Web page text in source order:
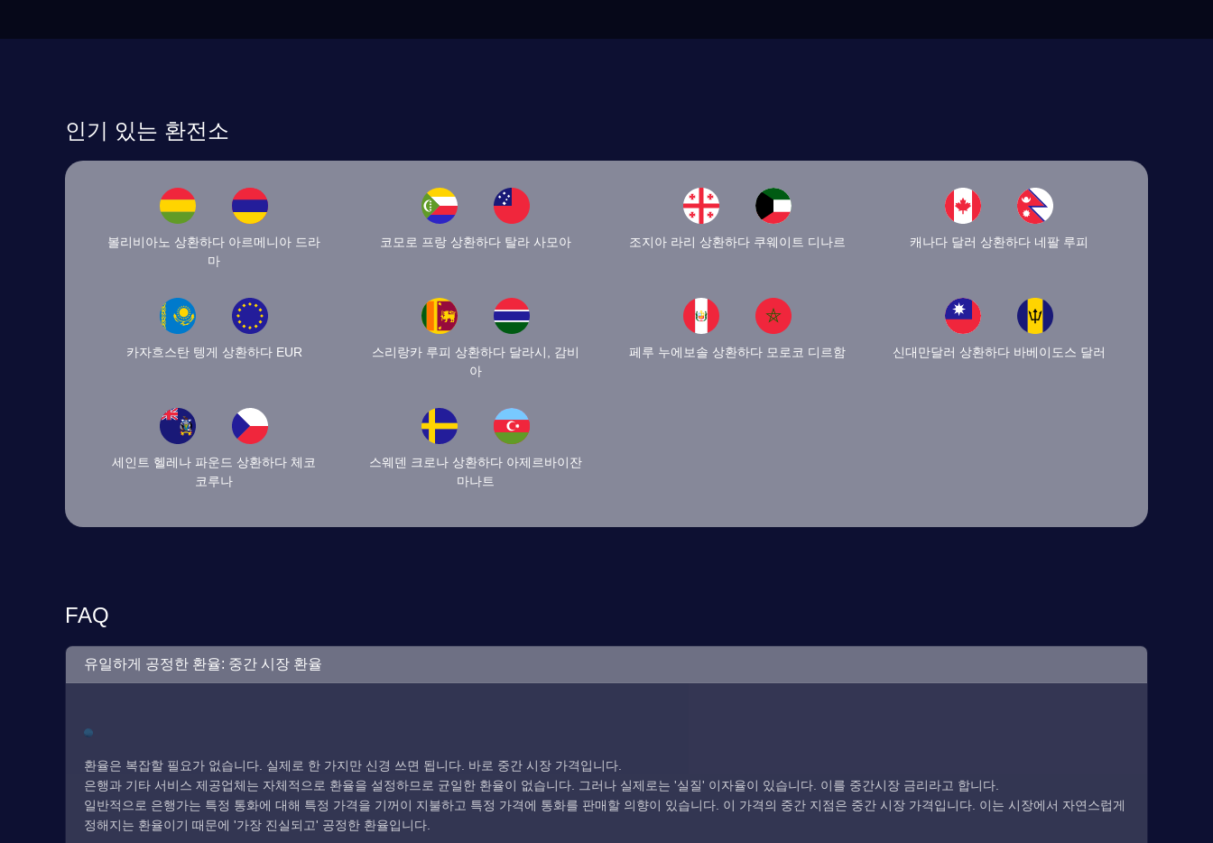
인기 있는 환전소
볼리비아노 상환하다 아르메니아 드라
마
코모로 프랑 상환하다 탈라 사모아 조지아 라리 상환하다 쿠웨이트 디나르 캐나다 달러 상환하다 네팔 루피
카자흐스탄 텡게 상환하다 EUR
스리랑카 루피 상환하다 달라시, 감비
아
페루 누에보솔 상환하다 모로코 디르함 신대만달러 상환하다 바베이도스 달러
세인트 헬레나 파운드 상환하다 체코
코루나
스웨덴 크로나 상환하다 아제르바이잔
마나트
FAQ
유일하게 공정한 환율: 중간 시장 환율
환율은 복잡할 필요가 없습니다. 실제로 한 가지만 신경 쓰면 됩니다. 바로 중간 시장 가격입니다.
은행과 기타 서비스 제공업체는 자체적으로 환율을 설정하므로 균일한 환율이 없습니다. 그러나 실제로는 '실질' 이자율이 있습니다. 이를 중간시장 금리라고 합니다.
일반적으로 은행가는 특정 통화에 대해 특정 가격을 기꺼이 지불하고 특정 가격에 통화를 판매할 의향이 있습니다. 이 가격의 중간 지점은 중간 시장 가격입니다. 이는 시장에서 자연스럽게
정해지는 환율이기 때문에 '가장 진실되고' 공정한 환율입니다.